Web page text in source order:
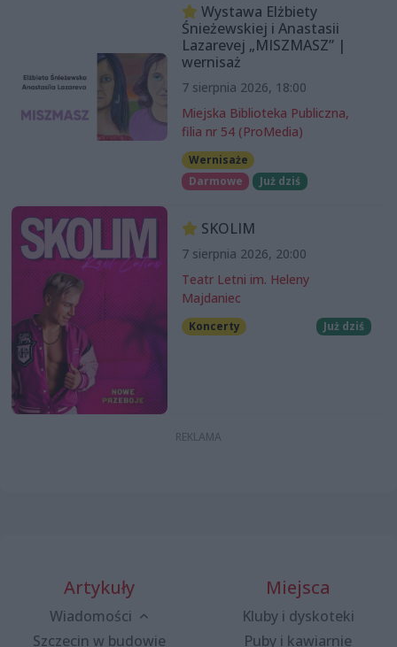
Wystawa Elżbiety
Śnieżewskiej i Anastasii
Lazarevej „MISZMASZ” |
wernisaż
7 sierpnia 2026, 18:00
Miejska Biblioteka Publiczna,
filia nr 54 (ProMedia)
Wernisaże
Darmowe
Już dziś
SKOLIM
7 sierpnia 2026, 20:00
Teatr Letni im. Heleny
Majdaniec
Koncerty Już dziś
Artykuły
Wiadomości
Szczecin w budowie
Miejsca
Kluby i dyskoteki
Puby i kawiarnie